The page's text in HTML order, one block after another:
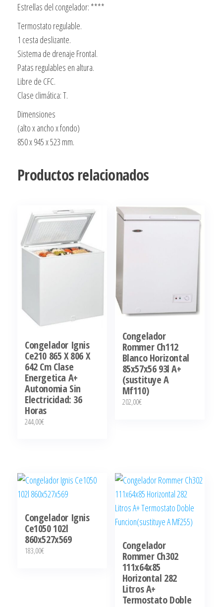
523
Mm.
Blue
Point
cantidad
Estrellas del congelador: ****
Termostato regulable.
1 cesta deslizante.
Sistema de drenaje Frontal.
Patas regulables en altura.
Libre de CFC.
Clase climática: T.
Dimensiones
(alto x ancho x fondo)
850 x 945 x 523 mm.
Productos relacionados
Congelador Ignis
Ce210 865 X 806 X
642 Cm Clase
Energetica A+
Autonomia Sin
Electricidad: 36
Horas
244,00€
Congelador
Rommer Ch112
Blanco Horizontal
85x57x56 93l A+
(sustituye A
Mf110)
202,00€
Congelador Ignis
Ce1050 102l
860x527x569
183,00€
Congelador
Rommer Ch302
111x64x85
Horizontal 282
Litros A+
Termostato Doble